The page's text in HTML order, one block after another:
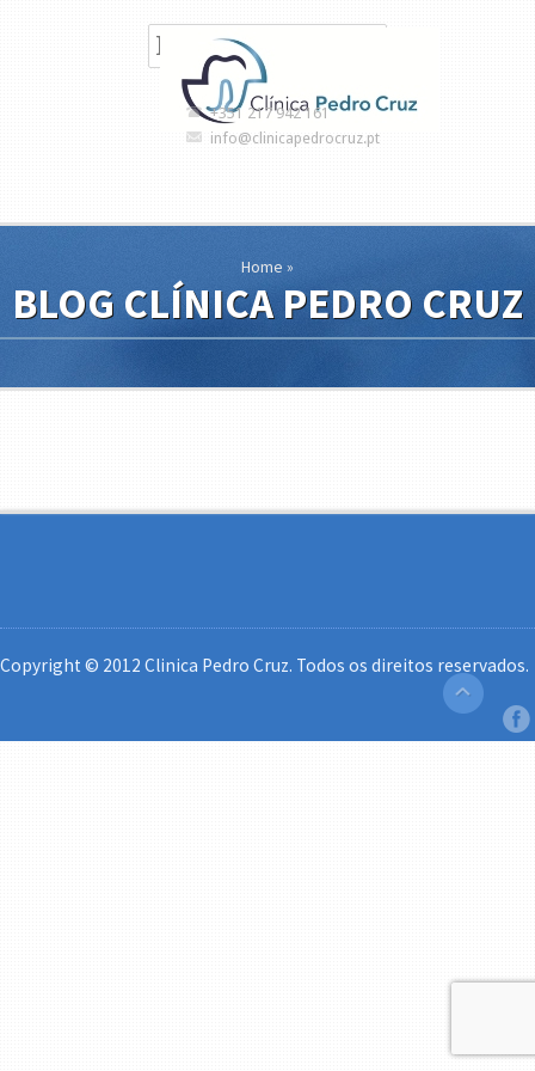
+351 217 942 161
info@clinicapedrocruz.pt
Home »
BLOG CLÍNICA PEDRO CRUZ
Copyright © 2012 Clinica Pedro Cruz. Todos os direitos reservados.